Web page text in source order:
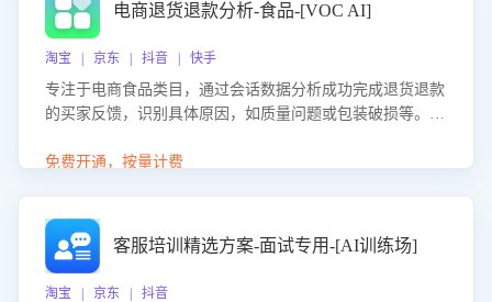
电商退货退款分析-食品-[VOC AI]
淘宝 | 京东 | 抖音 | 快手
专注于电商食品类目，通过会话数据分析成功完成退货退款
的买家反馈，识别具体原因，如质量问题或包装破损等。结
商家降低退款率，提升售后效率。
免费开通，按量计费
客服培训精选方案-面试专用-[AI训练场]
淘宝 | 京东 | 抖音